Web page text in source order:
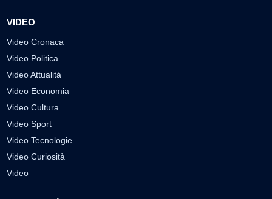
VIDEO
Video Cronaca
Video Politica
Video Attualità
Video Economia
Video Cultura
Video Sport
Video Tecnologie
Video Curiosità
Video